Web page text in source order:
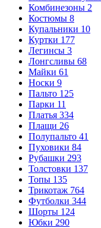
Комбинезоны 2
Костюмы 8
Купальники 10
Куртки 177
Легинсы 3
Лонгсливы 68
Майки 61
Носки 9
Пальто 125
Парки 11
Платья 334
Плащи 26
Полупальто 41
Пуховики 84
Рубашки 293
Толстовки 137
Топы 135
Трикотаж 764
Футболки 344
Шорты 124
Юбки 290